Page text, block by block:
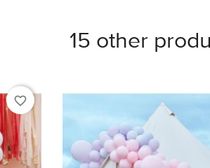
15 other
favorite_border